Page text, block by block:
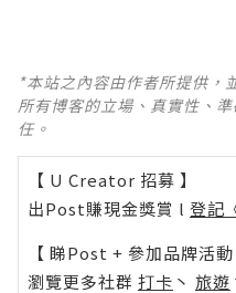
*本站之內容由作者所提供，
所有博客的立場、真實性、
任。
【 U Creator 招募 】
出Post賺現金獎賞 l 登記
【 睇Post + 參加品牌活動
瀏覽更多社群 打卡 丶 旅遊